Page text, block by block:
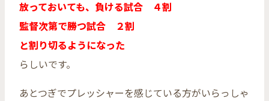
放っておいても、負ける試合 ４割
監督次第で勝つ試合 ２割
と割り切るようになった
らしいです。
あとつぎでプレッシャーを感じている方がいらっしゃ